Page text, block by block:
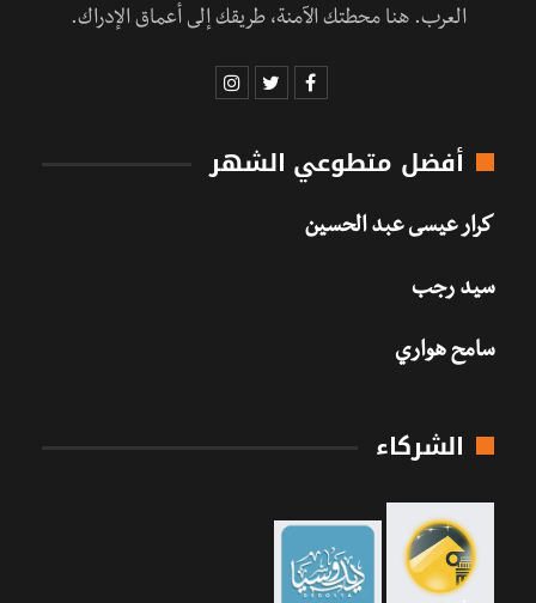
العرب. هنا محطتك الآمنة، طريقك إلى أعماق الإدراك.
أفضل متطوعي الشهر
كرار عيسى عبد الحسين
سيد رجب
سامح هواري
الشركاء